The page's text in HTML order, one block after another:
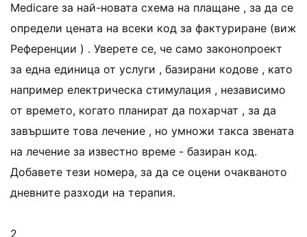
Medicare за най-новата схема на плащане , за да се
определи цената на всеки код за фактуриране (виж
Референции ) . Уверете се, че само законопроект
за една единица от услуги , базирани кодове , като
например електрическа стимулация , независимо
от времето, когато планират да похарчат , за да
завършите това лечение , но умножи такса звената
на лечение за известно време - базиран код.
Добавете тези номера, за да се оцени очакваното
дневните разходи на терапия.
2